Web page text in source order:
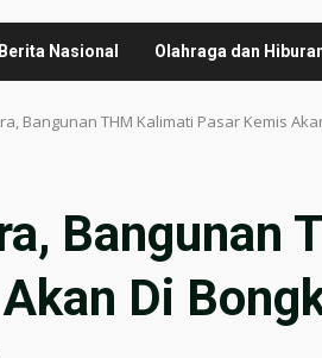
Berita Nasional Olahraga dan
Bangunan THM Kalimati Pasar Kemis
Bangunan
Di